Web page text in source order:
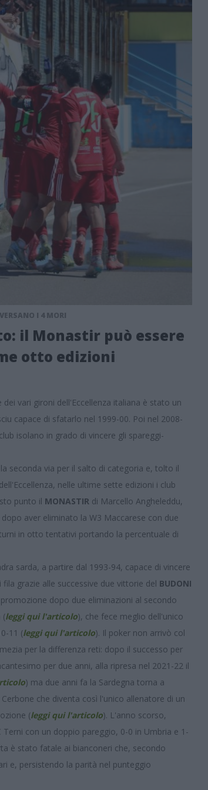
I 4 MORI
il Monastir può essere
otto edizioni
vari gironi dell'Eccellenza italiana è stato un
capace di sfatarlo nel 1999-00. Poi nel 2008-
isolano in grado di vincere gli spareggi-
seconda via per il salto di categoria e, tolto il
nelle ultime sette edizioni i club
punto il MONASTIR di Marcello Angheleddu,
aver eliminato la W3 Maccarese con due
in otto tentativi portando la percentuale di
sarda, a partire dal 1993-94, capace di vincere
grazie alle successive due vittorie del BUDONI
dopo due eliminazioni al secondo
(leggi qui l'articolo), che fece meglio dell'unico
11 (leggi qui l'articolo). Il poker non arrivò col
per la differenza reti: dopo il successo per
per due anni, alla ripresa nel 2021-22 il
) ma due anni fa la Sardegna torna a
che diventa così l'unico allenatore di un
(leggi qui l'articolo). L'anno scorso,
con un doppio pareggio, 0-0 in Umbria e 1-
è stato fatale ai bianconeri che, secondo
e, persistendo la parità nel punteggio